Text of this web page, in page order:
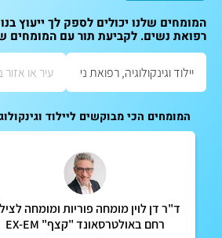
המומחים שלנו יכולים לספק לך ייעוץ
רפואת נשים. לקביעת תור עם המומחים
המומחים הכי מבוקשים ליילוד
ד"ר דן לוין מומחה פוריות ומומחה
רחם באולטרסאונד "קצף" EX-EM